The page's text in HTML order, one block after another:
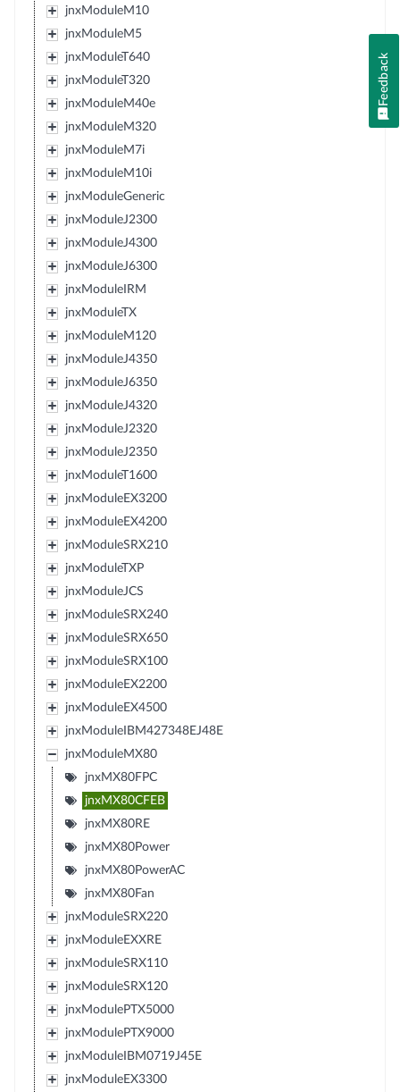
jnxModuleM10
jnxModuleM5
jnxModuleT640
jnxModuleT320
jnxModuleM40e
jnxModuleM320
jnxModuleM7i
jnxModuleM10i
jnxModuleGeneric
jnxModuleJ2300
jnxModuleJ4300
jnxModuleJ6300
jnxModuleIRM
jnxModuleTX
jnxModuleM120
jnxModuleJ4350
jnxModuleJ6350
jnxModuleJ4320
jnxModuleJ2320
jnxModuleJ2350
jnxModuleT1600
jnxModuleEX3200
jnxModuleEX4200
jnxModuleSRX210
jnxModuleTXP
jnxModuleJCS
jnxModuleSRX240
jnxModuleSRX650
jnxModuleSRX100
jnxModuleEX2200
jnxModuleEX4500
jnxModuleIBM427348EJ48E
jnxModuleMX80
jnxMX80FPC
jnxMX80CFEB
jnxMX80RE
jnxMX80Power
jnxMX80PowerAC
jnxMX80Fan
jnxModuleSRX220
jnxModuleEXXRE
jnxModuleSRX110
jnxModuleSRX120
jnxModulePTX5000
jnxModulePTX9000
jnxModuleIBM0719J45E
jnxModuleEX3300
Feedback